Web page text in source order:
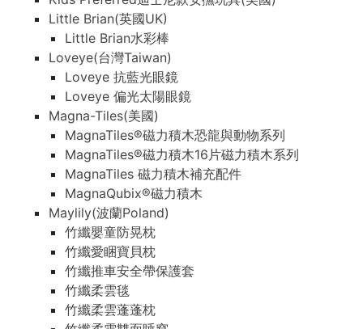
Little Brian(英國UK)
Little Brian水彩棒
Loveye(台灣Taiwan)
Loveye 抗藍光眼鏡
Loveye 偏光太陽眼鏡
Magna-Tiles(美國)
MagnaTiles®磁力積木恐龍與動物系列
MagnaTiles®磁力積木16片磁力積木系列
MagnaTiles 磁力積木補充配件
MagnaQubix®磁力積木
Maylily(波蘭Poland)
竹纖嬰童防晃枕
竹纖愛睏寶貝枕
竹纖推車安全帶保護套
竹纖柔雲毯
竹纖柔雲蓬蓬枕